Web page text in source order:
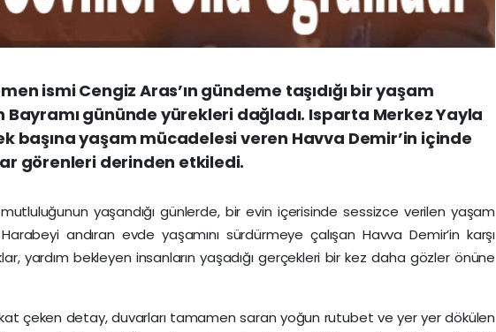
ismi Cengiz Aras’ın gündeme taşıdığı bir yaşam
Bayramı gününde yürekleri dağladı. Isparta Merkez Yayla
başına yaşam mücadelesi veren Havva Demir’in içinde
görenleri derinden etkiledi.
yaşandığı günlerde, bir evin içerisinde sessizce verilen yaşam
andıran evde yaşamını sürdürmeye çalışan Havva Demir’in karşı
yardım bekleyen insanların yaşadığı gerçekleri bir kez daha gözler önüne
çeken detay, duvarları tamamen saran yoğun rutubet ve yer yer dökülen